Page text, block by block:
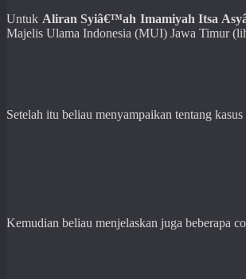
Untuk Aliran Syiâ€™ah Imamiyah Itsa
Majelis Ulama Indonesia (MUI) Jawa Timur
Setelah itu beliau menyampaikan tentang kasus
Kemudian beliau menjelaskan juga beberapa